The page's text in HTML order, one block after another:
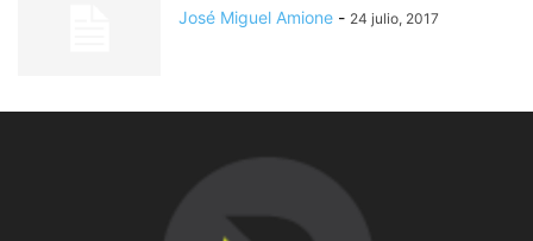
José Miguel Amione - 24 julio, 2017